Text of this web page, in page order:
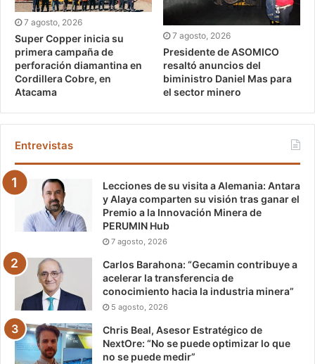
7 agosto, 2026
Super Copper inicia su
primera campaña de
perforación diamantina en
Cordillera Cobre, en
Atacama
7 agosto, 2026
Presidente de ASOMICO
resaltó anuncios del
biministro Daniel Mas para
el sector minero
Entrevistas
Lecciones de su visita a Alemania: Antara
y Alaya comparten su visión tras ganar el
Premio a la Innovación Minera de
PERUMIN Hub
7 agosto, 2026
Carlos Barahona: “Gecamin contribuye a
acelerar la transferencia de
conocimiento hacia la industria minera”
5 agosto, 2026
Chris Beal, Asesor Estratégico de
NextOre: “No se puede optimizar lo que
no se puede medir”